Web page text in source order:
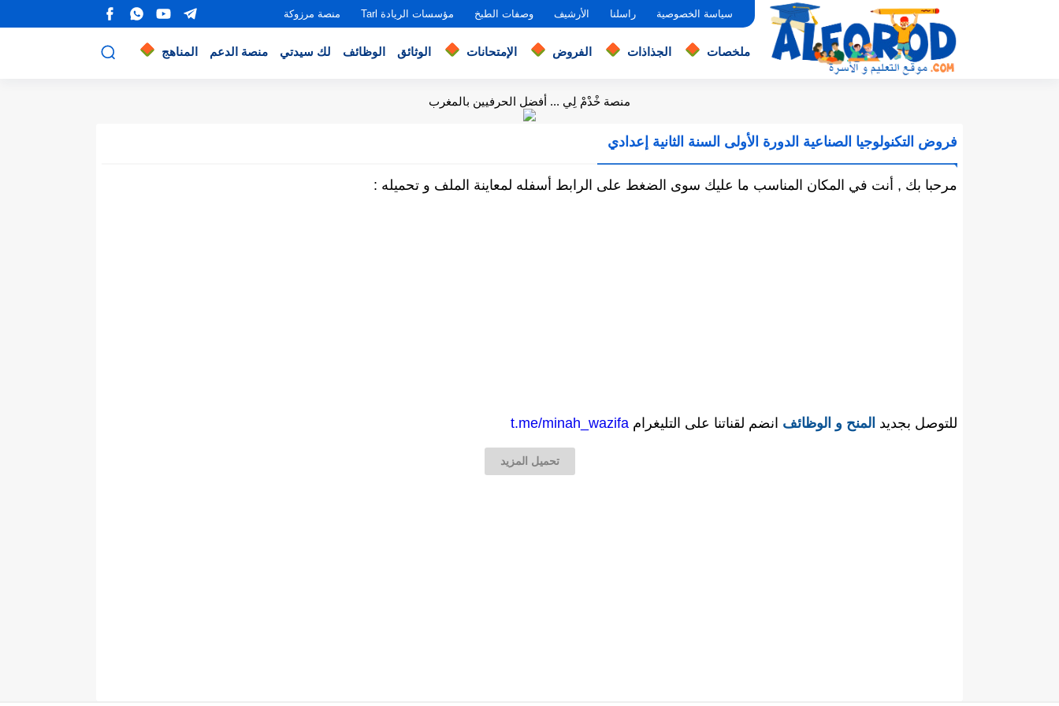
سياسة الخصوصية راسلنا الأرشيف وصفات الطبخ مؤسسات الريادة Tarl منصة مرزوكة
ملخصات الجذاذات الفروض الإمتحانات الوثائق الوظائف لك سيدتي منصة الدعم المناهج
منصة خْدْمْ لِي ... أفضل الحرفيين بالمغرب
فروض التكنولوجيا الصناعية الدورة الأولى السنة الثانية إعدادي
مرحبا بك , أنت في المكان المناسب ما عليك سوى الضغط على الرابط أسفله لمعاينة الملف و تحميله :
للتوصل بجديد المنح و الوظائف انضم لقناتنا على التليغرام t.me/minah_wazifa
تحميل المزيد